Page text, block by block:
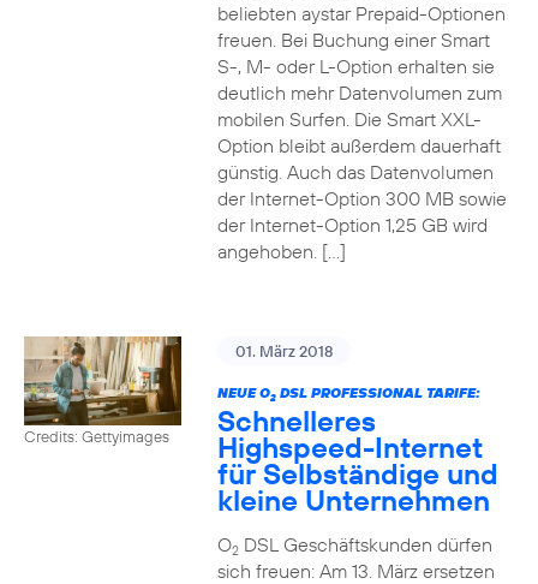
beliebten aystar Prepaid-Optionen
freuen. Bei Buchung einer Smart
S-, M- oder L-Option erhalten sie
deutlich mehr Datenvolumen zum
mobilen Surfen. Die Smart XXL-
Option bleibt außerdem dauerhaft
günstig. Auch das Datenvolumen
der Internet-Option 300 MB sowie
der Internet-Option 1,25 GB wird
angehoben. […]
Credits: Gettyimages
01. März 2018
NEUE O2DSL PROFESSIONAL TARIFE:
Schnelleres
Highspeed-Internet
für Selbständige und
kleine Unternehmen
O2DSL Geschäftskunden dürfen
sich freuen: Am 13. März ersetzen